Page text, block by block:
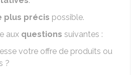
plus précis possible.
aux questions suivantes :
votre offre de produits ou
?